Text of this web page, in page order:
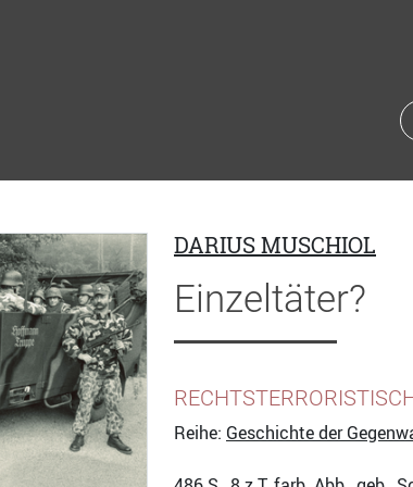
DARIUS MUSCHIOL
Einzeltäter?
Reihe: Geschichte der